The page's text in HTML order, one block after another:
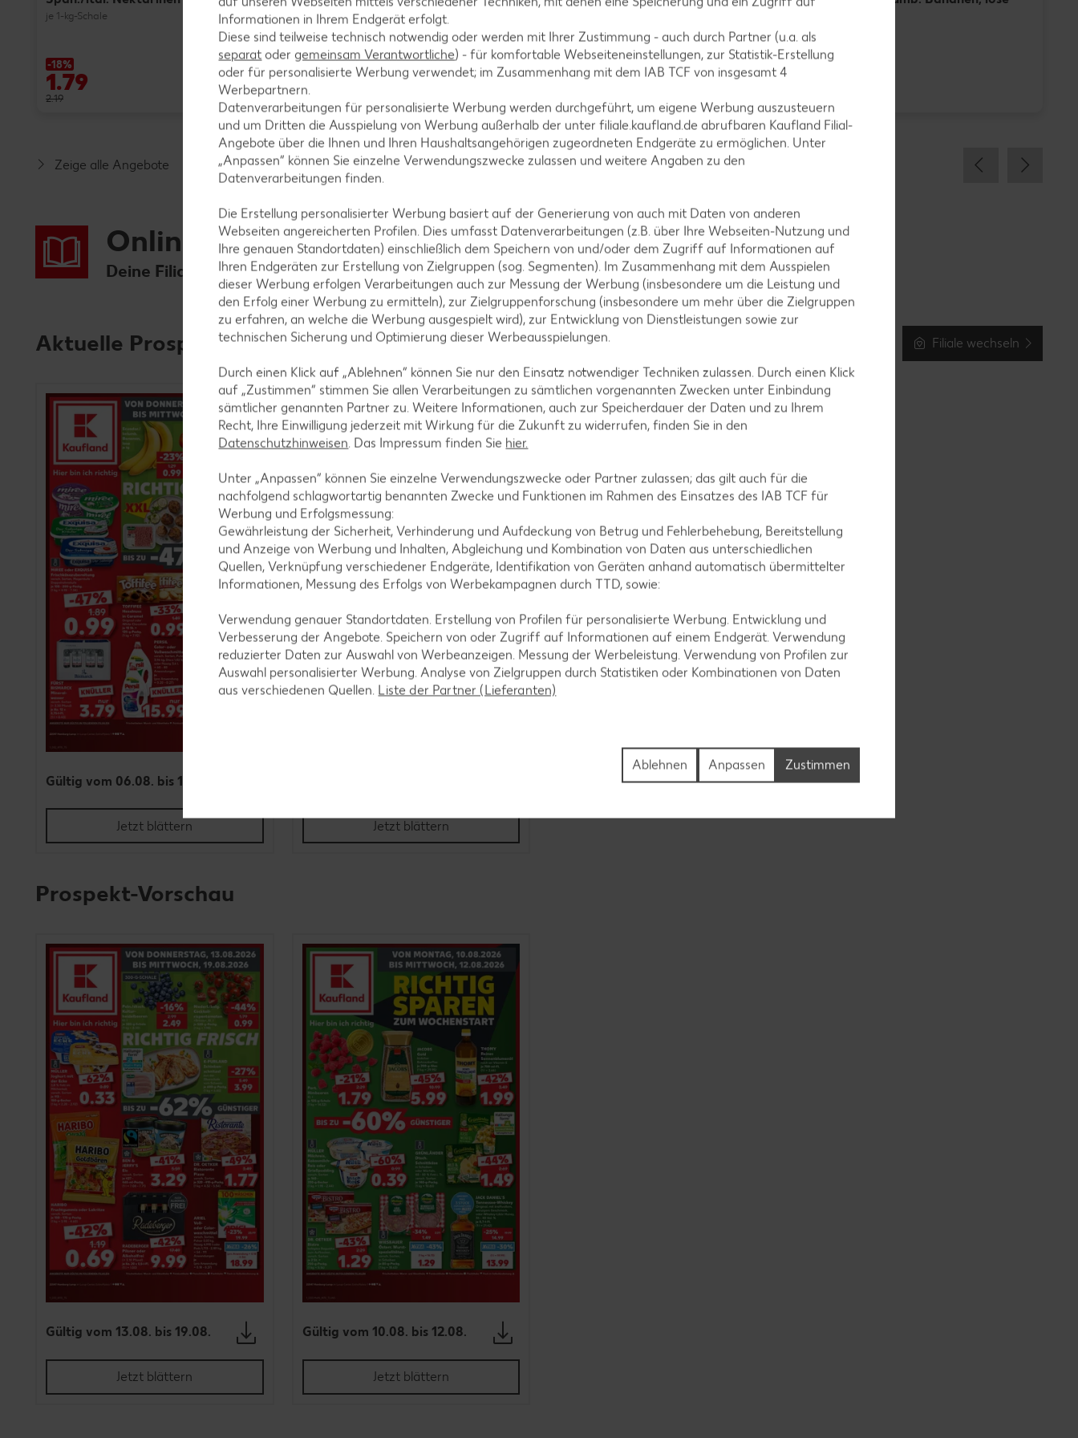
je 1-kg-Schale
-18%
1.79
2.19
-47%
0.99
1.89
-20%
1.99
-23%
Zeige alle Angebote
Online-Prospekte
Deine Filiale: Kaufland Hamburg-Altona, Lurup-Cent
Aktuelle Prospekte Filiale wechseln
Gültig vom 06.08. bis 12.08.
Jetzt blättern Jetzt blättern
Prospekt-Vorschau
Gültig vom 13.08. bis 19.08.
Jetzt blättern
Gültig vom 10.08. bis 12.08.
Jetzt blättern
Informationen in Ihrem Endgerät erfolgt.
Diese sind teilweise technisch notwendig oder werden mit Ihrer Zustimmung - auch durch Partner (u.a. als
separat oder gemeinsam Verantwortliche) - für komfortable Webseiteneinstellungen, zur Statistik-Erstellung
oder für personalisierte Werbung verwendet; im Zusammenhang mit dem IAB TCF von insgesamt4
Werbepartnern.
Datenverarbeitungen für personalisierte Werbung werden durchgeführt, um eigene Werbung auszusteuern
und um Dritten die Ausspielung von Werbung außerhalb der unter filiale.kaufland.de abrufbaren Kaufland Filial-
Angebote über die Ihnen und Ihren Haushaltsangehörigen zugeordneten Endgeräte zu ermöglichen. Unter
„Anpassen“ können Sie einzelne Verwendungszwecke zulassen und weitere Angaben zu den
Datenverarbeitungen finden.
Die Erstellung personalisierter Werbung basiert auf der Generierung von auch mit Daten von anderen
Webseiten angereicherten Profilen. Dies umfasst Datenverarbeitungen (z.B. über Ihre Webseiten-Nutzung und
Ihre genauen Standortdaten) einschließlich dem Speichern von und/oder dem Zugriff auf Informationen auf
Ihren Endgeräten zur Erstellung von Zielgruppen (sog. Segmenten). Im Zusammenhang mit dem Ausspielen
dieser Werbung erfolgen Verarbeitungen auch zur Messung der Werbung (insbesondere um die Leistung und
den Erfolg einer Werbung zu ermitteln), zur Zielgruppenforschung (insbesondere um mehr über die Zielgruppen
zu erfahren, an welche die Werbung ausgespielt wird), zur Entwicklung von Dienstleistungen sowie zur
technischen Sicherung und Optimierung dieser Werbeausspielungen.
Durch einen Klick auf „Ablehnen“ können Sie nur den Einsatz notwendiger Techniken zulassen. Durch einen Klick
auf „Zustimmen“ stimmen Sie allen Verarbeitungen zu sämtlichen vorgenannten Zwecken unter Einbindung
sämtlicher genannten Partner zu. Weitere Informationen, auch zur Speicherdauer der Daten und zu Ihrem
Recht, Ihre Einwilligung jederzeit mit Wirkung für die Zukunft zu widerrufen, finden Sie in den
Datenschutzhinweisen. Das Impressum finden Sie hier.
Unter „Anpassen“ können Sie einzelne Verwendungszwecke oder Partner zulassen; das gilt auch für die
nachfolgend schlagwortartig benannten Zwecke und Funktionen im Rahmen des Einsatzes des IAB TCF für
Werbung und Erfolgsmessung:
Gewährleistung der Sicherheit, Verhinderung und Aufdeckung von Betrug und Fehlerbehebung, Bereitstellung
und Anzeige von Werbung und Inhalten, Abgleichung und Kombination von Daten aus unterschiedlichen
Quellen, Verknüpfung verschiedener Endgeräte, Identifikation von Geräten anhand automatisch übermittelter
Informationen, Messung des Erfolgs von Werbekampagnen durch TTD, sowie:
Verwendung genauer Standortdaten. Erstellung von Profilen für personalisierte Werbung. Entwicklung und
Verbesserung der Angebote. Speichern von oder Zugriff auf Informationen auf einem Endgerät. Verwendung
reduzierter Daten zur Auswahl von Werbeanzeigen. Messung der Werbeleistung. Verwendung von Profilen zur
Auswahl personalisierter Werbung. Analyse von Zielgruppen durch Statistiken oder Kombinationen von Daten
aus verschiedenen Quellen. Liste der Partner (Lieferanten)
Zustimmen
Anpassen
Ablehnen